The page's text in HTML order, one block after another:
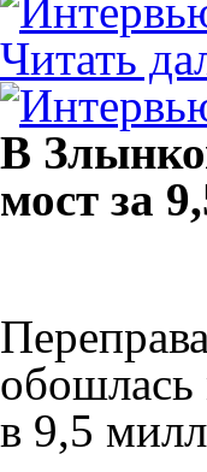
Читать
В
мост за
в 9,5